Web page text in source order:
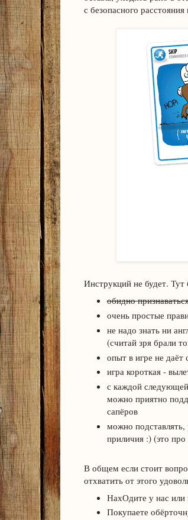
с безопасного
Инструкций не будет.
обидно
очень простые
не надо знать ни
(считай зря брали
опыт в игре не даёт
игра короткая -
с каждой следующей
можно приятно
сапёров
можно подставлять,
приличия :) (это
В общем если стоит
отхватить от этого
НахОдите у нас или
Покупаете